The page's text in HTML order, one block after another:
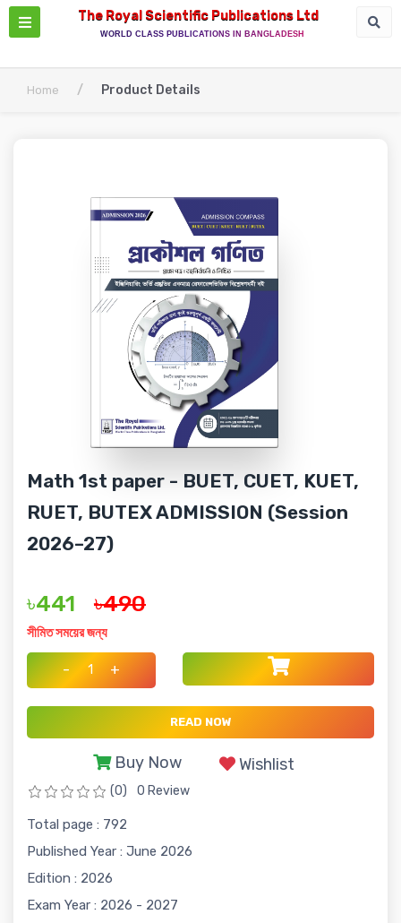
The Royal Scientific Publications Ltd
WORLD CLASS PUBLICATIONS IN BANGLADESH
Home / Product Details
Math 1st paper - BUET, CUET, KUET,
RUET, BUTEX ADMISSION (Session
2026–27)
৳441 ৳490
সীমিত সময়ের জন্য
- +
READ NOW
Buy Now Wishlist
(0) 0 Review
Total page : 792
Published Year : June 2026
Edition : 2026
Exam Year : 2026 - 2027